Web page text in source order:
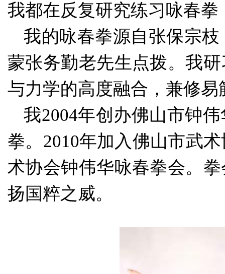
我都在反复研究练习咏春
我的咏春拳源自张保宗枝
蒙张务勤老先生点拨。我
与力学的高度融合，兼修
我2004年创办佛山市钟
拳。2010年加入佛山市武
术协会钟伟华咏春拳会。
扬国粹之威。